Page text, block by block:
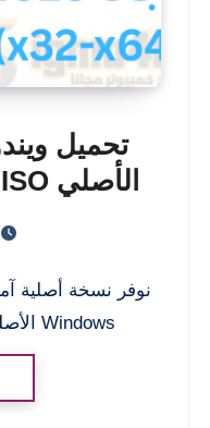
Windows الأصلي ISO. يتيح لك موقع…